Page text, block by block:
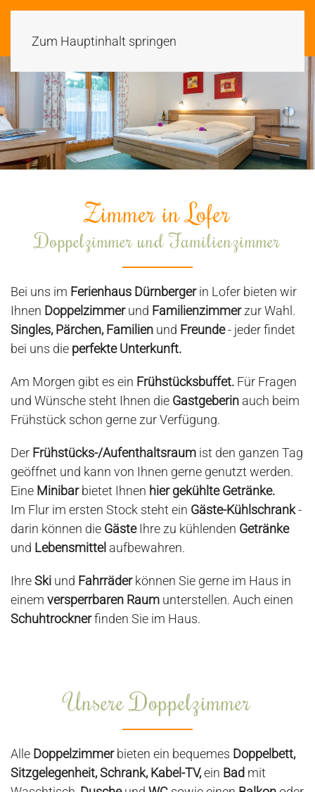
Zum Hauptinhalt springen
Zimmer in Lofer
Doppelzimmer und Familienzimmer
Bei uns im Ferienhaus Dürnbergerin Lofer bieten wir
Ihnen Doppelzimmerund Familienzimmerzur Wahl.
Singles, Pärchen, Familien und Freunde- jeder findet
bei uns die perfekte Unterkunft.
Am Morgen gibt es ein Frühstücksbuffet. Für Fragen
und Wünsche steht Ihnen die Gastgeberin auch beim
Frühstück schon gerne zur Verfügung.
Der Frühstücks-/Aufenthaltsraum ist den ganzen Tag
geöffnet und kann von Ihnen gerne genutzt werden.
Eine Minibarbietet Ihnen hier gekühlte Getränke.
Im Flur im ersten Stock steht ein Gäste-Kühlschrank-
darin können die GästeIhre zu kühlenden Getränke
und Lebensmittel aufbewahren.
IhreSki und Fahrräderkönnen Sie gerne im Haus in
einem versperrbaren Raum unterstellen. Auch einen
Schuhtrocknerfinden Sie im Haus.
Unsere Doppelzimmer
Alle Doppelzimmerbieten ein bequemes Doppelbett,
Sitzgelegenheit, Schrank, Kabel-TV,ein Bad mit